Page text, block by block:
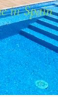
in Spain